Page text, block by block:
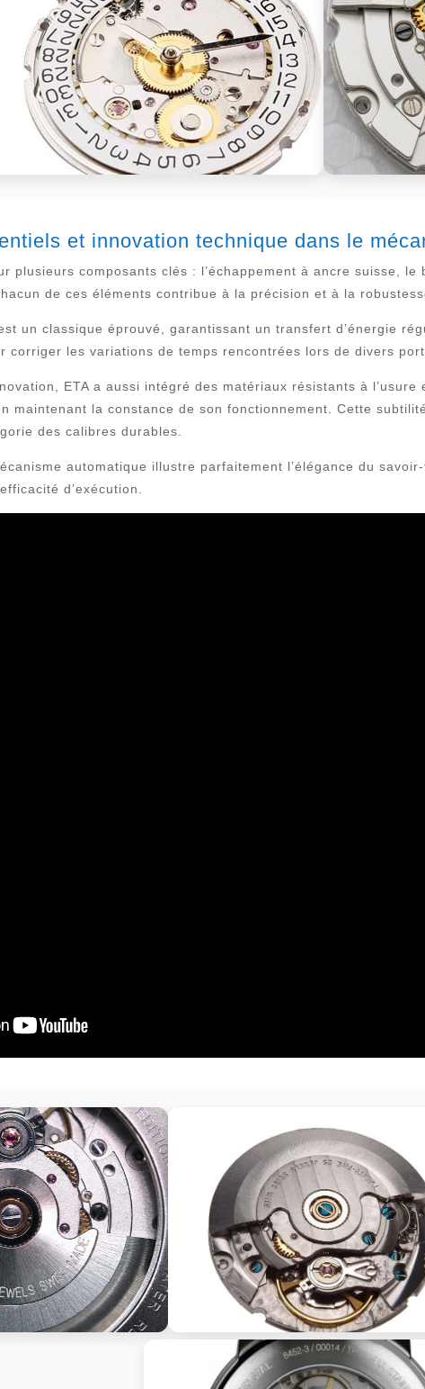
et innovation technique dans le
plusieurs composants clés : l’échappement à ancre suisse,
de ces éléments contribue à la précision et à la
un classique éprouvé, garantissant un transfert d’énergie
corriger les variations de temps rencontrées lors de divers
ETA a aussi intégré des matériaux résistants à
maintenant la constance de son fonctionnement. Cette
des calibres durables.
automatique illustre parfaitement l’élégance du
d’exécution.